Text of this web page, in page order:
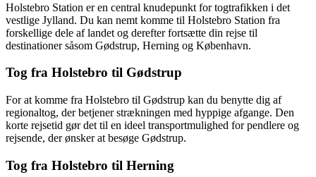
Holstebro Station er en central knudepunkt for togtrafikken i det
vestlige Jylland. Du kan nemt komme til Holstebro Station fra
forskellige dele af landet og derefter fortsætte din rejse til
destinationer såsom Gødstrup, Herning og København.
Tog fra Holstebro til Gødstrup
For at komme fra Holstebro til Gødstrup kan du benytte dig af
regionaltog, der betjener strækningen med hyppige afgange. Den
korte rejsetid gør det til en ideel transportmulighed for pendlere og
rejsende, der ønsker at besøge Gødstrup.
Tog fra Holstebro til Herning